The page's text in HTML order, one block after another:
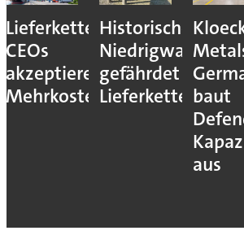
Lieferkettenresilienz:
CEOs
akzeptieren
Mehrkosten
Historisches
Niedrigwasser
gefährdet
Lieferkettenbaut
aus